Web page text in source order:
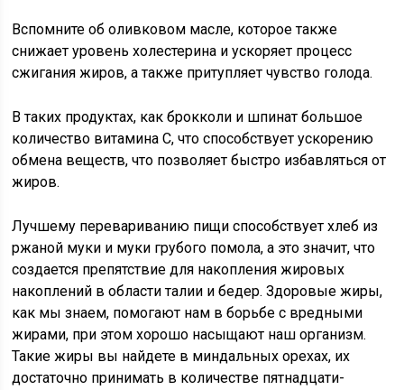
Вспомните об оливковом масле, которое также
снижает уровень холестерина и ускоряет процесс
сжигания жиров, а также притупляет чувство голода.
В таких продуктах, как брокколи и шпинат большое
количество витамина С, что способствует ускорению
обмена веществ, что позволяет быстро избавляться от
жиров.
Лучшему перевариванию пищи способствует хлеб из
ржаной муки и муки грубого помола, а это значит, что
создается препятствие для накопления жировых
накоплений в области талии и бедер. Здоровые жиры,
как мы знаем, помогают нам в борьбе с вредными
жирами, при этом хорошо насыщают наш организм.
Такие жиры вы найдете в миндальных орехах, их
достаточно принимать в количестве пятнадцати-